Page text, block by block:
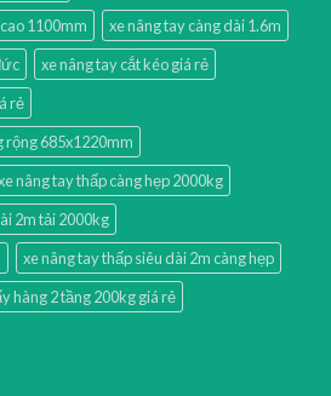
1100mm
xe nâng tay càng dài 1.6m
xe nâng tay cắt kéo giá rẻ
rẻ
rộng 685x1220mm
nâng tay thấp càng hẹp 2000kg
2m tải 2000kg
xe nâng tay thấp siêu dài 2m càng hẹp
hàng 2 tầng 200kg giá rẻ